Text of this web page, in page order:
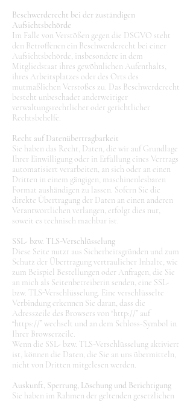
Beschwerderecht bei der zuständigen
Aufsichtsbehörde
Im Falle von Verstößen gegen die DSGVO steht
den Betroffenen ein Beschwerderecht bei einer
Aufsichtsbehörde, insbesondere in dem
Mitgliedstaat ihres gewöhnlichen Aufenthalts,
ihres Arbeitsplatzes oder des Orts des
mutmaßlichen Verstoßes zu. Das Beschwerderecht
besteht unbeschadet anderweitiger
verwaltungsrechtlicher oder gerichtlicher
Rechtsbehelfe.
Recht auf Datenübertragbarkeit
Sie haben das Recht, Daten, die wir auf Grundlage
Ihrer Einwilligung oder in Erfüllung eines Vertrags
automatisiert verarbeiten, an sich oder an einen
Dritten in einem gängigen, maschinenlesbaren
Format aushändigen zu lassen. Sofern Sie die
direkte Übertragung der Daten an einen anderen
Verantwortlichen verlangen, erfolgt dies nur,
soweit es technisch machbar ist.
SSL- bzw. TLS-Verschlüsselung
Diese Seite nutzt aus Sicherheitsgründen und zum
Schutz der Übertragung vertraulicher Inhalte, wie
zum Beispiel Bestellungen oder Anfragen, die Sie
an mich als Seitenbetreiberin senden, eine SSL-
bzw. TLS-Verschlüsselung. Eine verschlüsselte
Verbindung erkennen Sie daran, dass die
Adresszeile des Browsers von “http://” auf
“https://” wechselt und an dem Schloss-Symbol in
Ihrer Browserzeile.
Wenn die SSL- bzw. TLS-Verschlüsselung aktiviert
ist, können die Daten, die Sie an uns übermitteln,
nicht von Dritten mitgelesen werden.
Auskunft, Sperrung, Löschung und Berichtigung
Sie haben im Rahmen der geltenden gesetzlichen